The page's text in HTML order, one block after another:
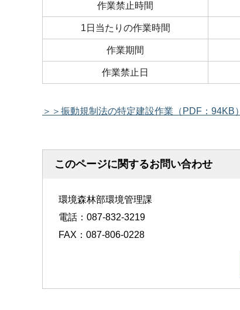
作業禁止時間
1日当たりの作業時間
作業期間
作業禁止日
＞＞振動規制法の特定建設作業（PDF：94KB）
このページに関するお問い合わせ
環境森林部環境管理課
電話：087-832-3219
FAX：087-806-0228